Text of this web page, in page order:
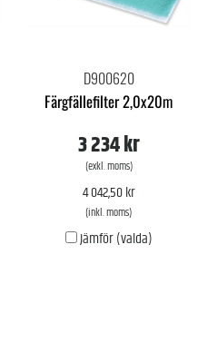
D900620
Färgfällefilter 2,0x20m
3 234 kr
(exkl. moms)
4 042,50 kr
(inkl. moms)
Jämför (valda)